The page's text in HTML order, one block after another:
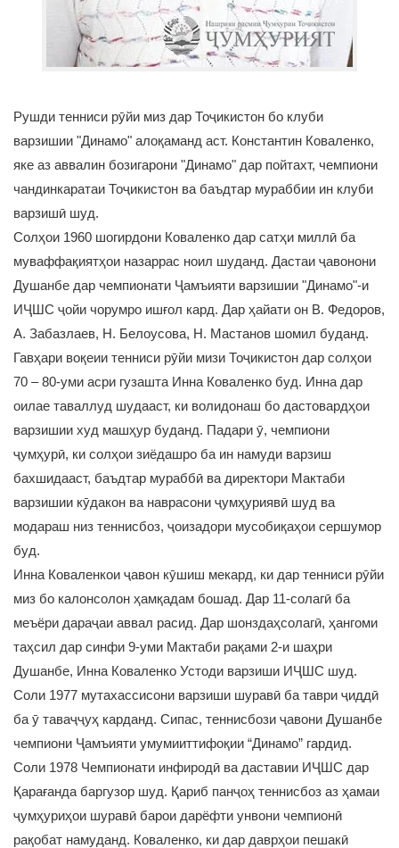
Рушди тенниси рӯйи миз дар Тоҷикистон бо клуби
варзишии "Динамо" алоқаманд аст. Константин Коваленко,
яке аз аввалин бозигарони "Динамо" дар пойтахт, чемпиони
чандинкаратаи Тоҷикистон ва баъдтар мураббии ин клуби
варзишӣ шуд.
Солҳои 1960 шогирдони Коваленко дар сатҳи миллӣ ба
муваффақиятҳои назаррас ноил шуданд. Дастаи ҷавонони
Душанбе дар чемпионати Ҷамъияти варзишии "Динамо"-и
ИҶШС ҷойи чорумро ишғол кард. Дар ҳайати он В. Федоров,
А. Забазлаев, Н. Белоусова, Н. Мастанов шомил буданд.
Гавҳари воқеии тенниси рӯйи мизи Тоҷикистон дар солҳои
70 – 80-уми асри гузашта Инна Коваленко буд. Инна дар
оилае таваллуд шудааст, ки волидонаш бо дастовардҳои
варзишии худ машҳур буданд. Падари ӯ, чемпиони
ҷумҳурӣ, ки солҳои зиёдашро ба ин намуди варзиш
бахшидааст, баъдтар мураббӣ ва директори Мактаби
варзишии кӯдакон ва наврасони ҷумҳуриявӣ шуд ва
модараш низ теннисбоз, ҷоизадори мусобиқаҳои сершумор
буд.
Инна Коваленкои ҷавон кӯшиш мекард, ки дар тенниси рӯйи
миз бо калонсолон ҳамқадам бошад. Дар 11-солагӣ ба
меъёри дараҷаи аввал расид. Дар шонздаҳсолагӣ, ҳангоми
таҳсил дар синфи 9-уми Мактаби рақами 2-и шаҳри
Душанбе, Инна Коваленко Устоди варзиши ИҶШС шуд.
Соли 1977 мутахассисони варзиши шуравӣ ба таври ҷиддӣ
ба ӯ таваҷҷуҳ карданд. Сипас, теннисбози ҷавони Душанбе
чемпиони Ҷамъияти умумииттифоқии “Динамо” гардид.
Соли 1978 Чемпионати инфиродӣ ва даставии ИҶШС дар
Қарағанда баргузор шуд. Қариб панҷоҳ теннисбоз аз ҳамаи
ҷумҳуриҳои шуравӣ барои дарёфти унвони чемпионӣ
рақобат намуданд. Коваленко, ки дар даврҳои пешакӣ